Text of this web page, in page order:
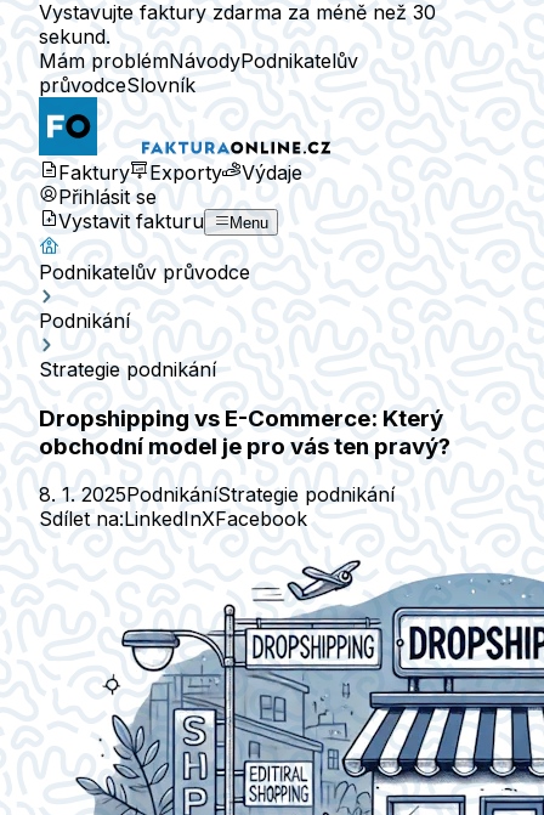
Vystavujte faktury zdarma za méně než 30
sekund.
Mám problémNávodyPodnikatelův
průvodceSlovník
Faktury Exporty
Výdaje
Přihlásit se
Vystavit fakturu
Menu
Podnikatelův průvodce
Podnikání
Strategie podnikání
Dropshipping vs E-Commerce: Který
obchodní model je pro vás ten pravý?
8. 1. 2025PodnikáníStrategie podnikání
Sdílet na:LinkedInXFacebook